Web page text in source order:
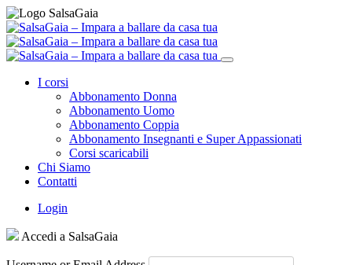
I corsi
Abbonamento Donna
Abbonamento Uomo
Abbonamento Coppia
Abbonamento Insegnanti e Super Appassionati
Corsi scaricabili
Chi Siamo
Contatti
Login
Accedi a SalsaGaia